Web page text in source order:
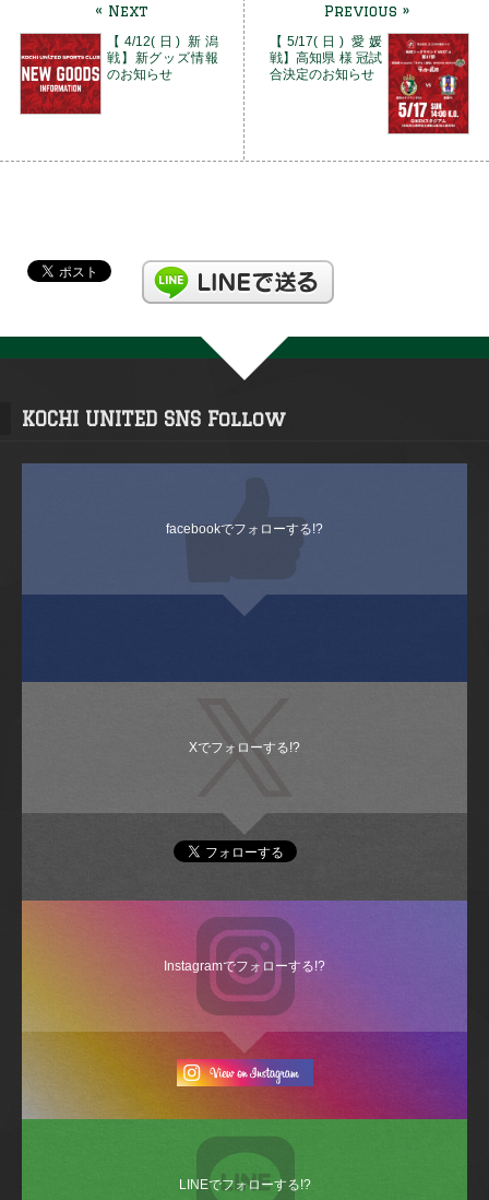
« Next
【4/12(日) 新潟
戦】新グッズ情報
のお知らせ
Previous »
【5/17(日) 愛媛
戦】高知県 様 冠試
合決定のお知らせ
KOCHI UNITED SNS Follow
facebookでフォローする!?
Xでフォローする!?
Instagramでフォローする!?
LINEでフォローする!?